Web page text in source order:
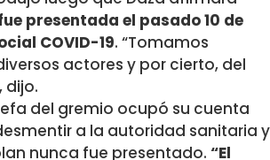
presentada el pasado 10 de
COVID-19. “Tomamos
actores y por cierto, del
dijo.
del gremio ocupó su cuenta
a la autoridad sanitaria y
nunca fue presentado. “El